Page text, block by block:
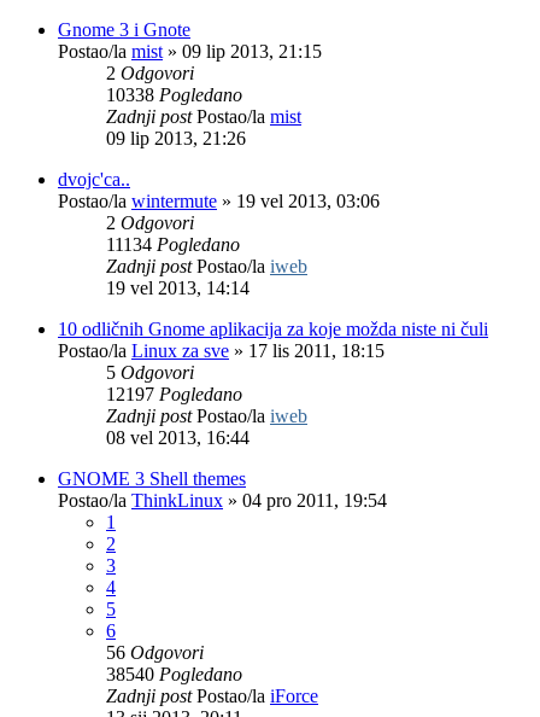
Gnome 3 i Gnote
Postao/la mist » 09 lip 2013, 21:15
2 Odgovori
10338 Pogledano
Zadnji postPostao/la mist
09 lip 2013, 21:26
dvojc'ca..
Postao/la wintermute » 19 vel 2013, 03:06
2 Odgovori
11134 Pogledano
Zadnji postPostao/la iweb
19 vel 2013, 14:14
10 odličnih Gnome aplikacija za koje možda niste ni čuli
Postao/la Linux za sve » 17 lis 2011, 18:15
5 Odgovori
12197 Pogledano
Zadnji postPostao/la iweb
08 vel 2013, 16:44
GNOME 3 Shell themes
Postao/la ThinkLinux » 04 pro 2011, 19:54
1
2
3
4
5
6
56 Odgovori
38540 Pogledano
Zadnji postPostao/la iForce